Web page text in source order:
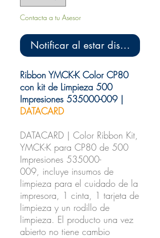
Contacta a tu Asesor
Notificar al estar disponible
Ribbon YMCK-K Color CP80
con kit de Limpieza 500
Impresiones 535000-009 |
DATACARD
DATACARD | Color Ribbon Kit,
YMCK-K para CP80 de 500
Impresiones 535000-
009, incluye insumos de
limpieza para el cuidado de la
impresora, 1 cinta, 1 tarjeta de
limpieza y un rodillo de
limpieza. El producto una vez
abierto no tiene cambio